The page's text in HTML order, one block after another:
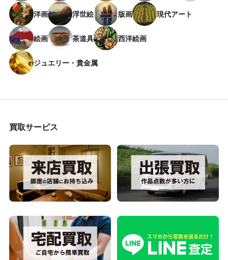
洋画 浮世絵 版画 現代アート
絵画 茶道具 西洋絵画
ジュエリー・貴金属
買取サービス